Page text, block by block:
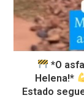
*O
Helena!*
Estado